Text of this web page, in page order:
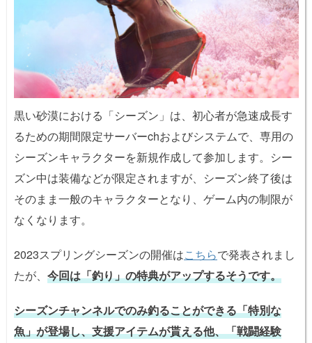
黒い砂漠における「シーズン」は、初心者が急速成長す
るための期間限定サーバーchおよびシステムで、専用の
シーズンキャラクターを新規作成して参加します。シー
ズン中は装備などが限定されますが、シーズン終了後は
そのまま一般のキャラクターとなり、ゲーム内の制限が
なくなります。
2023スプリングシーズンの開催はこちらで発表されまし
たが、 今回は「釣り」の特典がアップするそうです。
シーズンチャンネルでのみ釣ることができる「特別な
魚」が登場し、支援アイテムが貰える他、「戦闘経験